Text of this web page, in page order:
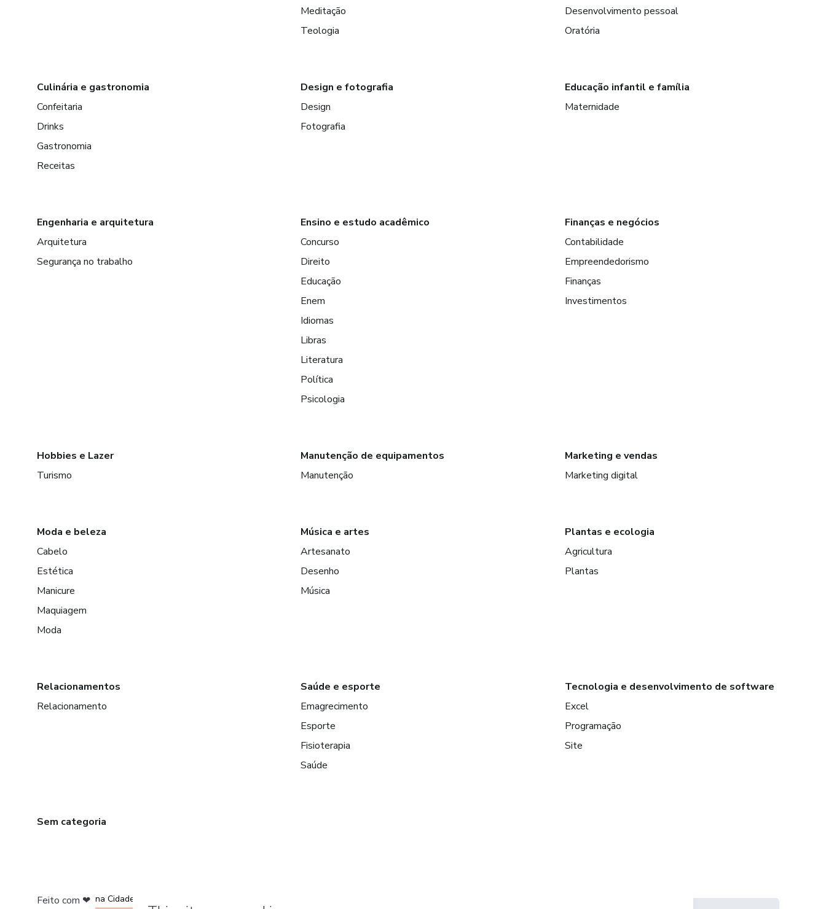
Meditação
Teologia
Desenvolvimento pessoal
Oratória
Culinária e gastronomia
Confeitaria
Drinks
Gastronomia
Receitas
Design e fotografia
Design
Fotografia
Educação infantil e família
Maternidade
Engenharia e arquitetura
Arquitetura
Segurança no trabalho
Ensino e estudo acadêmico
Concurso
Direito
Educação
Enem
Idiomas
Libras
Literatura
Política
Psicologia
Finanças e negócios
Contabilidade
Empreendedorismo
Finanças
Investimentos
Hobbies e Lazer
Turismo
Manutenção de equipamentos
Manutenção
Marketing e vendas
Marketing digital
Moda e beleza
Cabelo
Estética
Manicure
Maquiagem
Moda
Música e artes
Artesanato
Desenho
Música
Plantas e ecologia
Agricultura
Plantas
Relacionamentos
Relacionamento
Saúde e esporte
Emagrecimento
Esporte
Fisioterapia
Saúde
Tecnologia e desenvolvimento de software
Excel
Programação
Site
Sem categoria
Feito com ❤ na Cidade do México